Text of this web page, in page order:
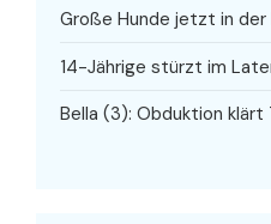
Große Hunde jetzt in der
14-Jährige stürzt im
Bella (3): Obduktion klärt